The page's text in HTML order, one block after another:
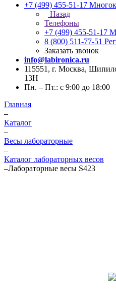
+7 (499) 455-51-17
Назад
Телефоны
+7 (499) 455-51-17
8 (800) 511-77-51
Заказать звонок
info@labironica.ru
115551, г. Москва,
13Н
Пн. – Пт.: с 9:00 до 18:00
Главная
–
Каталог
–
Весы лабораторные
–
Каталог лабораторных весов
–Лабораторные весы S423